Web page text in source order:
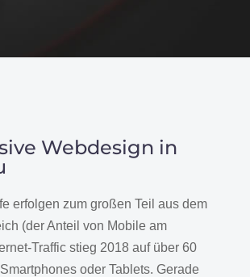
Webdesign in
erfolgen zum großen Teil aus dem
(der Anteil von Mobile am
Traffic stieg 2018 auf über 60
oder Tablets. Gerade